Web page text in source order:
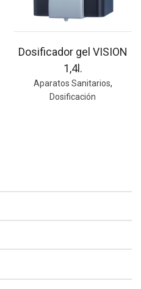
Dosificador gel VISION
1,4l.
Aparatos Sanitarios,
Dosificación